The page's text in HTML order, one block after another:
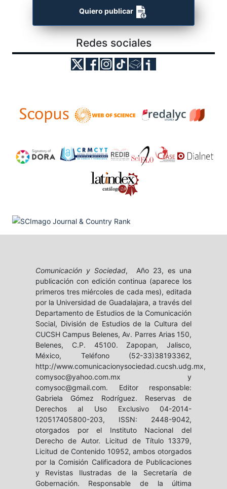
Quiero publicar
Redes sociales
Comunicación y Sociedad, Año 23, es una
publicación con edición continua (aparece los
primeros tres miércoles de cada mes), editada
por la Universidad de Guadalajara, a través del
Departamento de Estudios de la Comunicación
Social, División de Estudios de la Cultura del
CUCSH Campus Belenes, Av. Parres Arias 150,
Belenes, C.P. 45100. Zapopan, Jalisco,
México, Teléfono (52-33)38193362,
http://www.comunicacionysociedad.cucsh.udg.mx,
comysoc@yahoo.com.mx y
comysoc@gmail.com. Editor responsable:
Gabriela Gómez Rodríguez. Reservas de
Derechos al Uso Exclusivo 04-2014-
120517405800-203, ISSN: 2448-9042,
otorgados por el Instituto Nacional del
Derecho de Autor. Licitud de Título 13379,
Licitud de Contenido 10952, ambos otorgados
por la Comisión Calificadora de Publicaciones
y Revistas Ilustradas de la Secretaría de
Gobernación. Responsable de la última